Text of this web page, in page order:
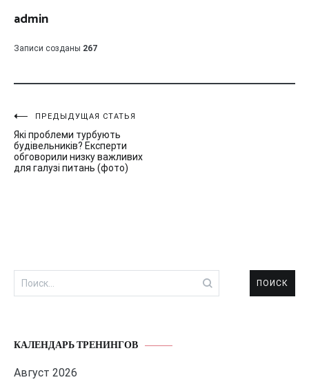
admin
Записи созданы 267
Навигация
по
записям
ПРЕДЫДУЩАЯ СТАТЬЯ
Які проблеми турбують
будівельників? Експерти
обговорили низку важливих
для галузі питань (фото)
Найти:
КАЛЕНДАРЬ ТРЕНИНГОВ
Август 2026